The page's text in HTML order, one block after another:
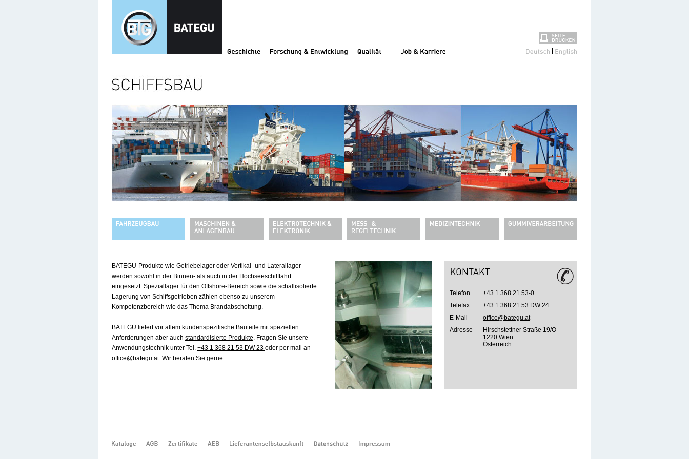
BATEGU-Produkte wie Getriebelager oder Vertikal- und Laterallager
werden sowohl in der Binnen- als auch in der Hochseeschifffahrt
eingesetzt. Speziallager für den Offshore-Bereich sowie die schallisolierte
Lagerung von Schiffsgetrieben zählen ebenso zu unserem
Kompetenzbereich wie das Thema Brandabschottung.
BATEGU liefert vor allem kundenspezifische Bauteile mit speziellen
Anforderungen aber auch standardisierte Produkte. Fragen Sie unsere
Anwendungstechnik unter Tel. +43 1 368 21 53 DW 23 oder per mail an
office@bategu.at. Wir beraten Sie gerne.
Telefon
+43 1 368 21 53-0
Telefax
+43 1 368 21 53 DW 24
E-Mail
office@bategu.at
Adresse
Hirschstettner Straße 19/O
1220 Wien
Österreich